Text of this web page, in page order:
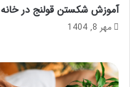
آموزش شکستن قولنج در خانه
مهر 8, 1404